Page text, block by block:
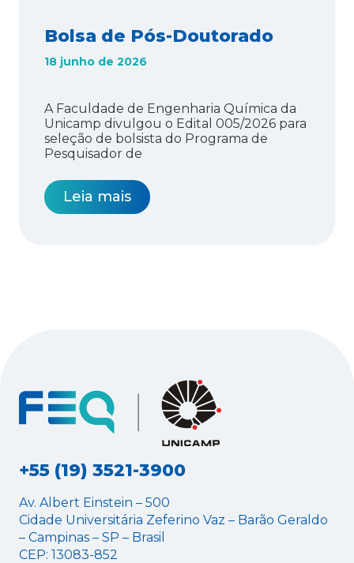
Bolsa de Pós-Doutorado
18 junho de 2026
A Faculdade de Engenharia Química da
Unicamp divulgou o Edital 005/2026 para
seleção de bolsista do Programa de
Pesquisador de
Leia mais
+55 (19) 3521-3900
Av. Albert Einstein – 500
Cidade Universitária Zeferino Vaz – Barão Geraldo
– Campinas – SP – Brasil
CEP: 13083-852